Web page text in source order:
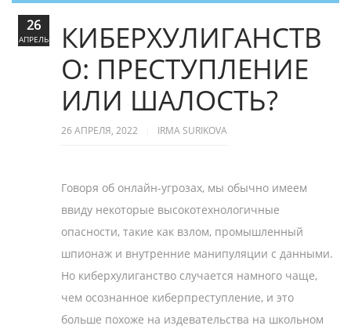
КИБЕРХУЛИГАНСТВ
О: ПРЕСТУПЛЕНИЕ
ИЛИ ШАЛОСТЬ?
26 АПРЕЛЯ, 2022 IRMA SURIKOVA
Говоря об онлайн-угрозах, мы обычно имеем
ввиду некоторые высокотехнологичные
опасности, такие как взлом, промышленный
шпионаж и внутренние манипуляции с данными.
Но киберхулиганство случается намного чаще,
чем осознанное киберпреступление, и это
больше похоже на издевательства на школьном
26
АПРЕЛЬ